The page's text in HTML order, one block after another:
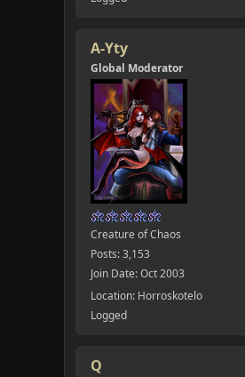
A-Yty
Global Moderator
Creature of Chaos
Posts: 3,153
Join Date: Oct 2003
Location: Horroskotelo
Logged
Q